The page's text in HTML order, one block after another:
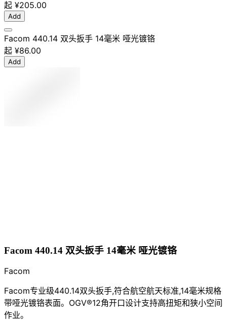
起 ¥205.00
Add
Facom 440.14 双头扳手 14毫米 哑光镀铬
起 ¥86.00
Add
Facom 440.14 双头扳手 14毫米 哑光镀铬
Facom
Facom专业级440.14双头扳手,符合航空航天标准,14毫米规格
带哑光镀铬表面。OGV®12角开口设计支持高扭矩和狭小空间
作业。